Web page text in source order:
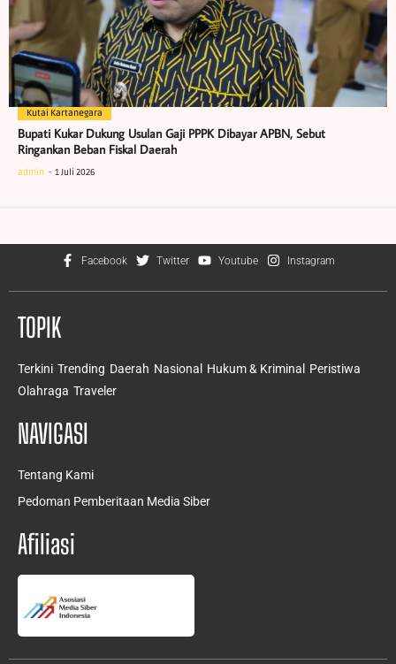
Kutai Kartanegara
Bupati Kukar Dukung Usulan Gaji PPPK Dibayar APBN, Sebut
Ringankan Beban Fiskal Daerah
admin 1 Juli 2026
Facebook Twitter Youtube Instagram
TOPIK
Terkini Trending Daerah Nasional Hukum & Kriminal
Peristiwa
Olahraga Traveler
NAVIGASI
Tentang Kami
Pedoman Pemberitaan Media Siber
Afiliasi